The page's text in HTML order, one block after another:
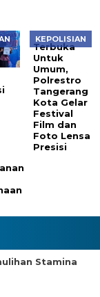
KEPOLISIAN
Terbuka
Untuk
Umum,
Polrestro
Tangerang
Kota Gelar
Festival
Film dan
Foto Lensa
Presisi
Stamina